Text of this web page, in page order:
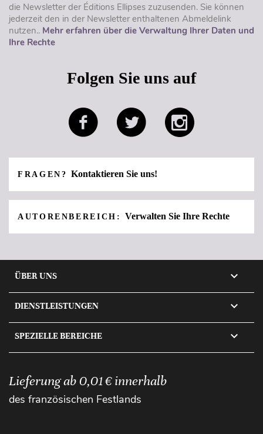
die Newsletter der Éditions Ellipses zuzusenden. Sie können
jederzeit den in der Newsletter enthaltenen Abmeldelink
nutzen.. Mehr erfahren über die Verwaltung Ihrer Daten und
Ihre Rechte
Folgen Sie uns auf
FRAGEN? Kontaktieren Sie uns!
AUTORENBEREICH: Verwalten Sie Ihre Rechte
ÜBER UNS 
DIENSTLEISTUNGEN 
SPEZIELLE BEREICHE 
Lieferung ab 0,01 € innerhalb
des französischen Festlands